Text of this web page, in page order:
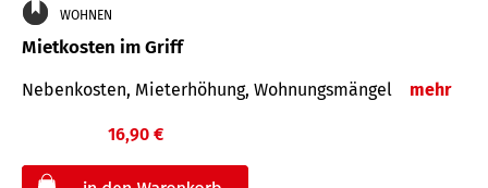
WOHNEN
Mietkosten im Griff
Nebenkosten, Mieterhöhung, Wohnungsmängel mehr
16,90 €